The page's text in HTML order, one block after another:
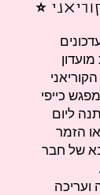
⭐
כייפי
ליום
הזמר
של חבר